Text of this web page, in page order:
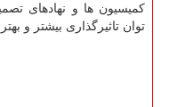
کمیسیون ها و نهادهای
توان تاثیرگذاری بیشتر و